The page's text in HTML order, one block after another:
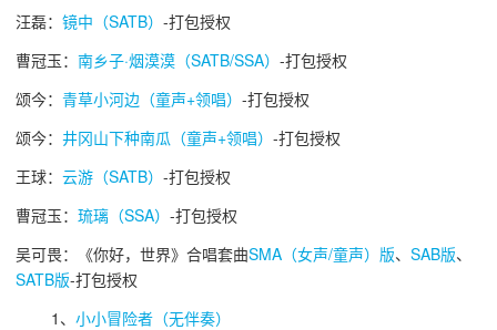
汪磊：镜中（SATB）-打包授权
曹冠玉：南乡子·烟漠漠（SATB/SSA）-打包授权
颂今：青草小河边（童声+领唱）-打包授权
颂今：井冈山下种南瓜（童声+领唱）-打包授权
王球：云游（SATB）-打包授权
曹冠玉：琉璃（SSA）-打包授权
吴可畏：《你好，世界》合唱套曲SMA（女声/童声）版、SAB版、
SATB版-打包授权
1、 小小冒险者（无伴奏）